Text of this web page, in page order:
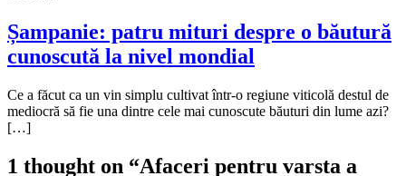
Șampanie: patru mituri despre o băutură
cunoscută la nivel mondial
Ce a făcut ca un vin simplu cultivat într-o regiune viticolă destul de
mediocră să fie una dintre cele mai cunoscute băuturi din lume azi?
[…]
1 thought on “Afaceri pentru varsta a